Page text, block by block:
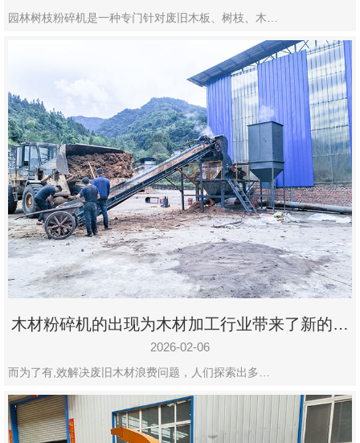
园林树枝粉碎机是一种专门针对废旧木板、树枝、木…
木材粉碎机的出现为木材加工行业带来了新的变
化
2026-02-06
而为了有,效解决废旧木材浪费问题，人们探索出多…